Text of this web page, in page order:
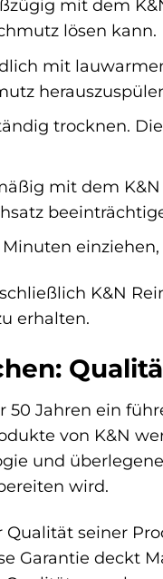
mit dem
lösen kann.
mit
trocknen.
mit dem
Minuten
K&N
erhalten.
50 Jahren ein
von K&N
und
wird.
Qualität seiner
Garantie deckt